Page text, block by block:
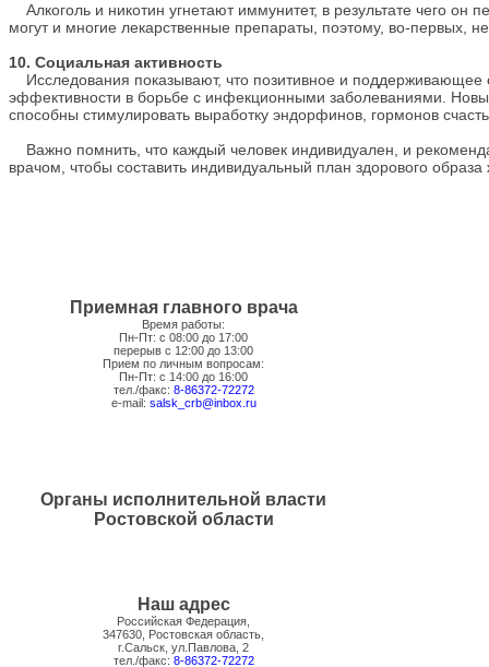
Алкоголь и никотин угнетают иммунитет, в результате чего он
могут и многие лекарственные препараты, поэтому, во-первых,
10. Социальная активность
Исследования показывают, что позитивное и
эффективности в борьбе с инфекционными заболеваниями.
способны стимулировать выработку эндорфинов, гормонов
Важно помнить, что каждый человек индивидуален, и
врачом, чтобы составить индивидуальный план здорового
Приемная главного врача
Время работы:
Пн-Пт: с 08:00 до 17:00
перерыв с 12:00 до 13:00
Прием по личным вопросам:
Пн-Пт: с 14:00 до 16:00
тел./факс: 8-86372-72272
e-mail: salsk_crb@inbox.ru
Органы исполнительной власти
Ростовской области
Наш адрес
Российская Федерация,
347630, Ростовская область,
г.Сальск, ул.Павлова, 2
тел./факс: 8-86372-72272